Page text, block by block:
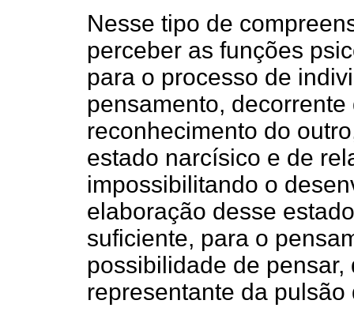
Nesse tipo de
perceber as funções
para o processo de
pensamento,
reconhecimento do
estado narcísico e de
impossibilitando o
elaboração desse
suficiente, para o
possibilidade de
representante da